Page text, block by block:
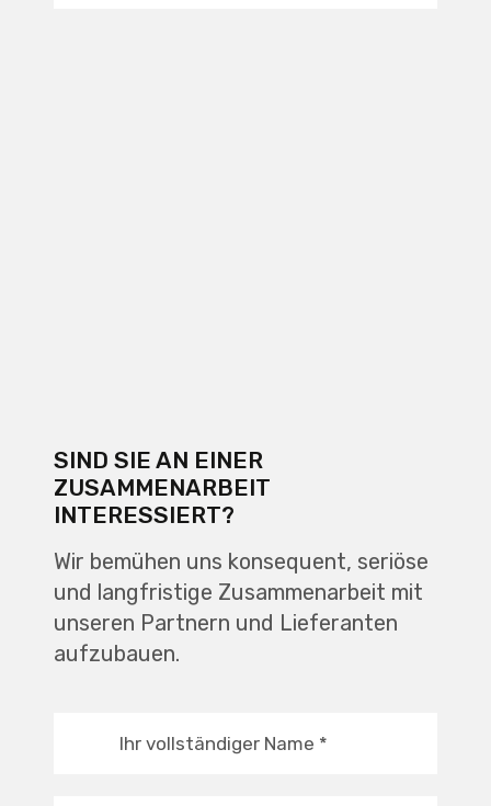
SIND SIE AN EINER
ZUSAMMENARBEIT
INTERESSIERT?
Wir bemühen uns konsequent, seriöse
und langfristige Zusammenarbeit mit
unseren Partnern und Lieferanten
aufzubauen.
Ihr vollständiger Name *